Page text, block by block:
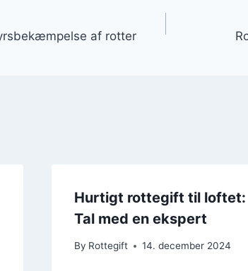
af rotter
Hurtigt rottegift til loftet:
Tal med en ekspert
By Rottegift 14. december 2024